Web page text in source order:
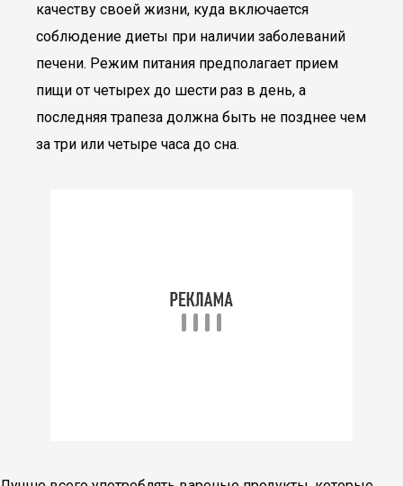
качеству своей жизни, куда включается
соблюдение диеты при наличии заболеваний
печени. Режим питания предполагает прием
пищи от четырех до шести раз в день, а
последняя трапеза должна быть не позднее чем
за три или четыре часа до сна.